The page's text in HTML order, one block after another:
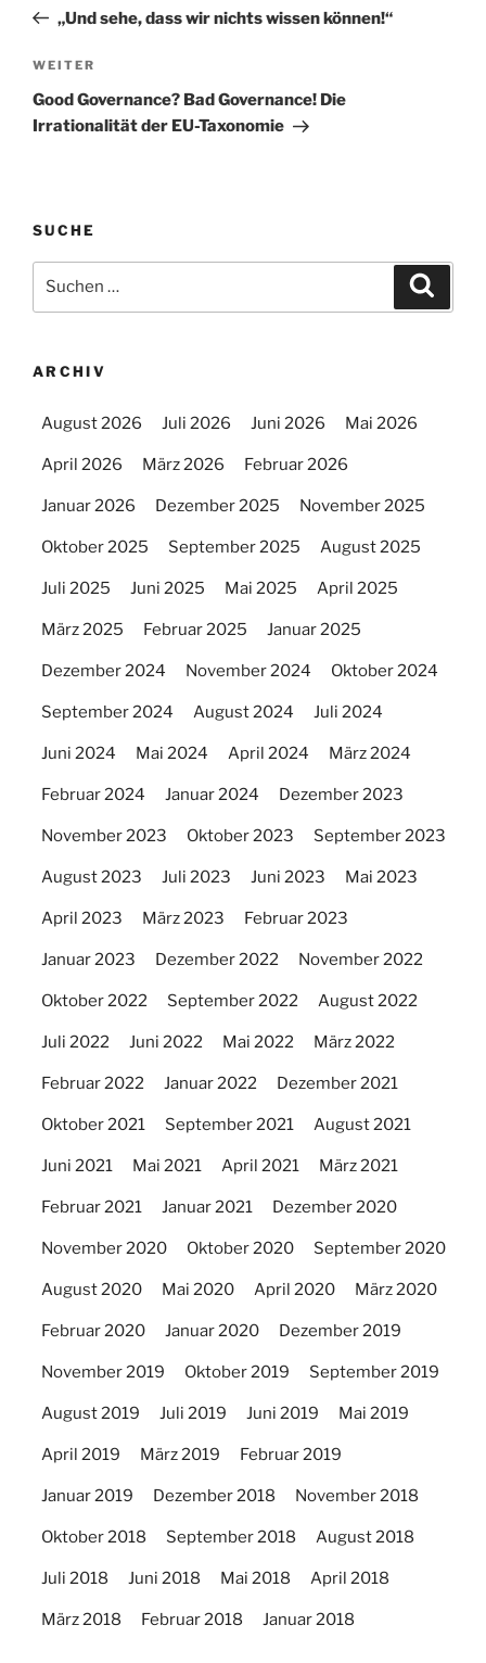
Beitrag
„Und sehe, dass wir nichts wissen können!“
Nächster
Beitrag
WEITER
Good Governance? Bad Governance! Die
Irrationalität der EU-Taxonomie
SUCHE
nach:
ARCHIV
August 2026 Juli 2026 Juni 2026 Mai 2026
April 2026 März 2026 Februar 2026
Januar 2026 Dezember 2025 November 2025
Oktober 2025 September 2025 August 2025
Juli 2025 Juni 2025 Mai 2025 April 2025
März 2025 Februar 2025 Januar 2025
Dezember 2024 November 2024 Oktober 2024
September 2024 August 2024 Juli 2024
Juni 2024 Mai 2024 April 2024 März 2024
Februar 2024 Januar 2024 Dezember 2023
November 2023 Oktober 2023 September 2023
August 2023 Juli 2023 Juni 2023 Mai 2023
April 2023 März 2023 Februar 2023
Januar 2023 Dezember 2022 November 2022
Oktober 2022 September 2022 August 2022
Juli 2022 Juni 2022 Mai 2022 März 2022
Februar 2022 Januar 2022 Dezember 2021
Oktober 2021 September 2021 August 2021
Juni 2021 Mai 2021 April 2021 März 2021
Februar 2021 Januar 2021 Dezember 2020
November 2020 Oktober 2020 September 2020
August 2020 Mai 2020 April 2020 März 2020
Februar 2020 Januar 2020 Dezember 2019
November 2019 Oktober 2019 September 2019
August 2019 Juli 2019 Juni 2019 Mai 2019
April 2019 März 2019 Februar 2019
Januar 2019 Dezember 2018 November 2018
Oktober 2018 September 2018 August 2018
Juli 2018 Juni 2018 Mai 2018 April 2018
März 2018 Februar 2018 Januar 2018